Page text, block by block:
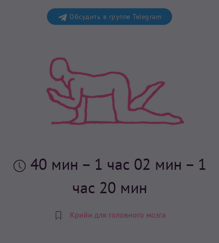
Обсудить в группе Telegram
40 мин – 1 час 02 мин – 1
час 20 мин
Крийи для головного мозга